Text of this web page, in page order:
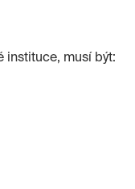
instituce, musí být: